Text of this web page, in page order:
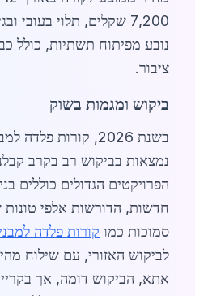
7,200 שקלים, תלוי בעובי
נובע מפיתוח תשתיות, כולל
ציבור.
ביקוש ומגמות בשוק
בשנת 2026, קורות
נמצאות בביקוש רב בקרב
חדשות, הדורשות אלפי טונות
סמוכות כמו קורות פלדה
לביקוש האזורי, עם שילוח
אתא, הביקוש דומה, אך